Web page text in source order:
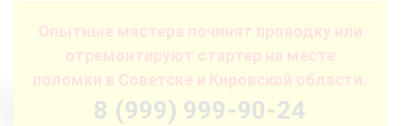
Опытные мастера починят проводку или
отремонтируют стартер на месте
поломки в Советске и Кировской области.
8 (999) 999-90-24